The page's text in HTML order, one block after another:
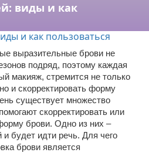
виды и как
выразительные брови не
подряд, поэтому каждая
макияж, стремится не только
и скорректировать форму
существует множество
скорректировать или
брови. Одно из них –
будет идти речь. Для чего
брови является